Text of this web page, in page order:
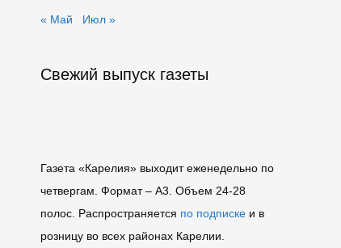
« Май Июл »
Свежий выпуск газеты
Газета «Карелия» выходит еженедельно по
четвергам. Формат – A3. Объем 24-28
полос. Распространяется по подписке и в
розницу во всех районах Карелии.